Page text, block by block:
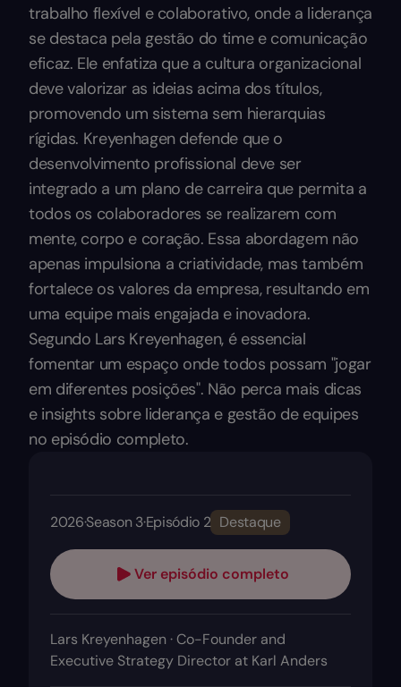
trabalho flexível e colaborativo, onde a liderança
se destaca pela gestão do time e comunicação
eficaz. Ele enfatiza que a cultura organizacional
deve valorizar as ideias acima dos títulos,
promovendo um sistema sem hierarquias
rígidas. Kreyenhagen defende que o
desenvolvimento profissional deve ser
integrado a um plano de carreira que permita a
todos os colaboradores se realizarem com
mente, corpo e coração. Essa abordagem não
apenas impulsiona a criatividade, mas também
fortalece os valores da empresa, resultando em
uma equipe mais engajada e inovadora.
Segundo Lars Kreyenhagen, é essencial
fomentar um espaço onde todos possam "jogar
em diferentes posições". Não perca mais dicas
e insights sobre liderança e gestão de equipes
no episódio completo.
2026·Season 3·Episódio 2 Destaque
Ver episódio completo
Lars Kreyenhagen · Co-Founder and
Executive Strategy Director at Karl Anders